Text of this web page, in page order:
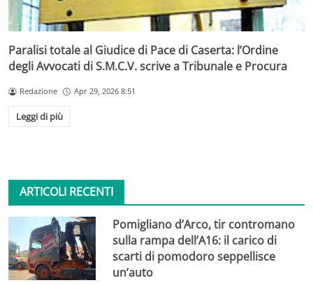
Paralisi totale al Giudice di Pace di Caserta: l’Ordine
degli Avvocati di S.M.C.V. scrive a Tribunale e Procura
Redazione Apr 29, 2026 8:51
Leggi di più
ARTICOLI RECENTI
Pomigliano d’Arco, tir contromano
sulla rampa dell’A16: il carico di
scarti di pomodoro seppellisce
un’auto